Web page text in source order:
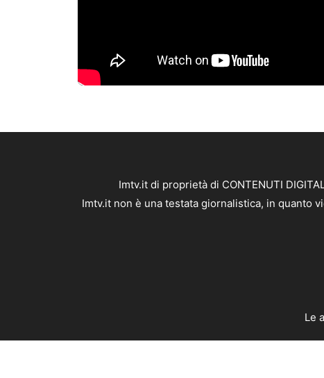
Imtv.it di proprietà di CONTENUTI
Imtv.it non è una testata giornalistica, in quanto
Le